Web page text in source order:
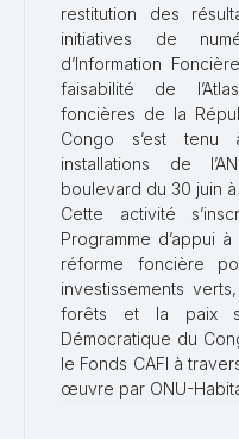
restitution des
initiatives de
d’Information
faisabilité de
foncières de la
Congo s’est tenu
installations de
boulevard du 30 juin
Cette activité
Programme d’appui
réforme foncière
investissements
forêts et la paix
Démocratique du
le Fonds CAFI à
œuvre par ONU-